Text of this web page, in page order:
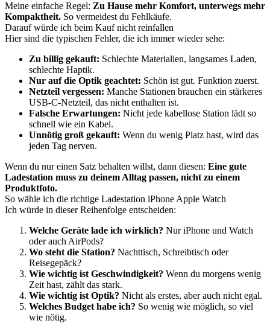
Meine einfache Regel: Zu Hause mehr Komfort, unterwegs mehr
Kompaktheit. So vermeidest du Fehlkäufe.
Darauf würde ich beim Kauf nicht reinfallen
Hier sind die typischen Fehler, die ich immer wieder sehe:
Zu billig gekauft: Schlechte Materialien, langsames Laden,
schlechte Haptik.
Nur auf die Optik geachtet: Schön ist gut. Funktion zuerst.
Netzteil vergessen: Manche Stationen brauchen ein stärkeres
USB-C-Netzteil, das nicht enthalten ist.
Falsche Erwartungen: Nicht jede kabellose Station lädt so
schnell wie ein Kabel.
Unnötig groß gekauft: Wenn du wenig Platz hast, wird das
jeden Tag nerven.
Wenn du nur einen Satz behalten willst, dann diesen: Eine gute
Ladestation muss zu deinem Alltag passen, nicht zu einem
Produktfoto.
So wähle ich die richtige Ladestation iPhone Apple Watch
Ich würde in dieser Reihenfolge entscheiden:
Welche Geräte lade ich wirklich? Nur iPhone und Watch
oder auch AirPods?
Wo steht die Station? Nachttisch, Schreibtisch oder
Reisegepäck?
Wie wichtig ist Geschwindigkeit? Wenn du morgens wenig
Zeit hast, zählt das stark.
Wie wichtig ist Optik? Nicht als erstes, aber auch nicht egal.
Welches Budget habe ich? So wenig wie möglich, so viel
wie nötig.